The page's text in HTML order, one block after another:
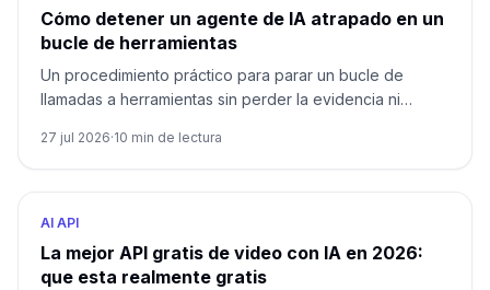
Cómo detener un agente de IA atrapado en un
bucle de herramientas
Un procedimiento práctico para parar un bucle de
llamadas a herramientas sin perder la evidencia ni
27 jul 2026·10 min de lectura
AI API
La mejor API gratis de video con IA en 2026:
que esta realmente gratis